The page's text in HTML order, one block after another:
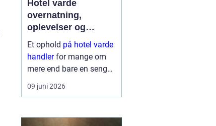
Hotel varde
overnatning,
oplevelser og
krohygge tæt på
vestkysten
Et ophold på hotel varde
handlerfor mange om
mere end bare en seng
at sove i. Du får en base
tæt på Vesterhavet,
bylivet i Varde og
09 juni 2026